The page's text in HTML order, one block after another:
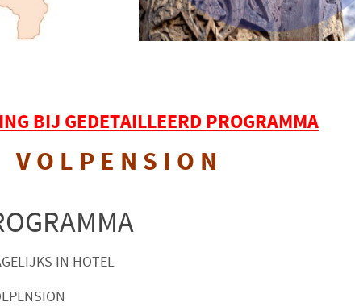
BIJ GEDETAILLEERD PROGRAMMA
V O L P E N S I O N
IN HOTEL